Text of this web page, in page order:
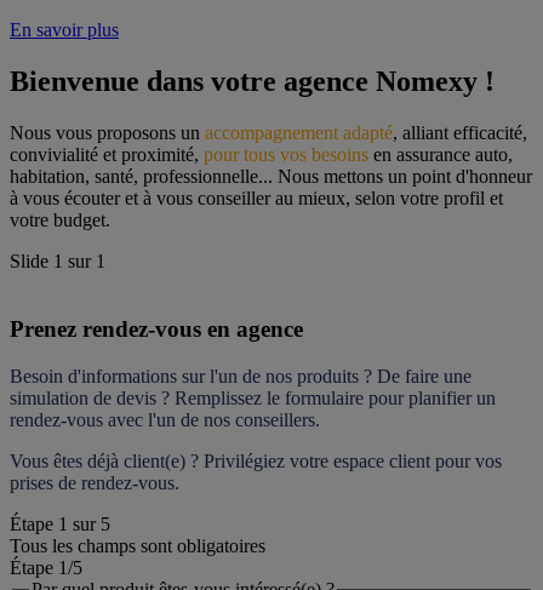
En savoir plus
Bienvenue dans votre agence Nomexy !
Nous vous proposons un accompagnement adapté, alliant efficacité,
convivialité et proximité, pour tous vos besoins en assurance auto,
habitation, santé, professionnelle... Nous mettons un point d'honneur
à vous écouter et à vous conseiller au mieux, selon votre profil et
votre budget.
Slide 1 sur 1
Prenez rendez-vous en agence
Besoin d'informations sur l'un de nos produits ? De faire une
simulation de devis ? Remplissez le formulaire pour planifier un
rendez-vous avec l'un de nos conseillers.
Vous êtes déjà client(e) ? Privilégiez votre espace client pour vos
prises de rendez-vous.
Étape 1 sur 5
Tous les champs sont obligatoires
Étape 1/5